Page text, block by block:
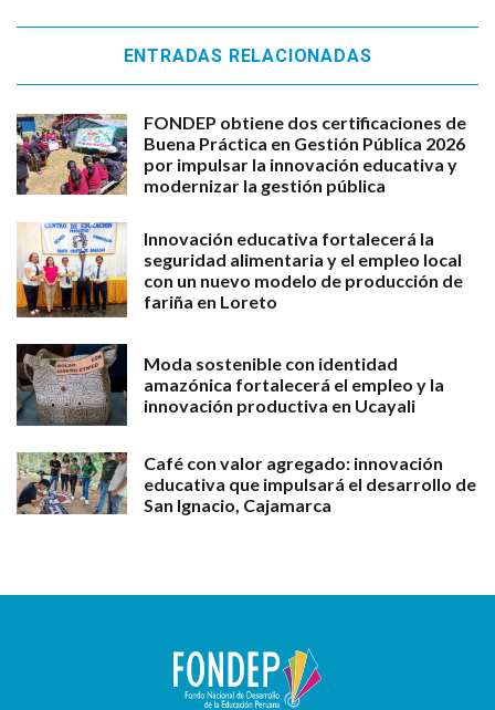
ENTRADAS RELACIONADAS
FONDEP obtiene dos certificaciones de
Buena Práctica en Gestión Pública 2026
por impulsar la innovación educativa y
modernizar la gestión pública
Innovación educativa fortalecerá la
seguridad alimentaria y el empleo local
con un nuevo modelo de producción de
fariña en Loreto
Moda sostenible con identidad
amazónica fortalecerá el empleo y la
innovación productiva en Ucayali
Café con valor agregado: innovación
educativa que impulsará el desarrollo de
San Ignacio, Cajamarca